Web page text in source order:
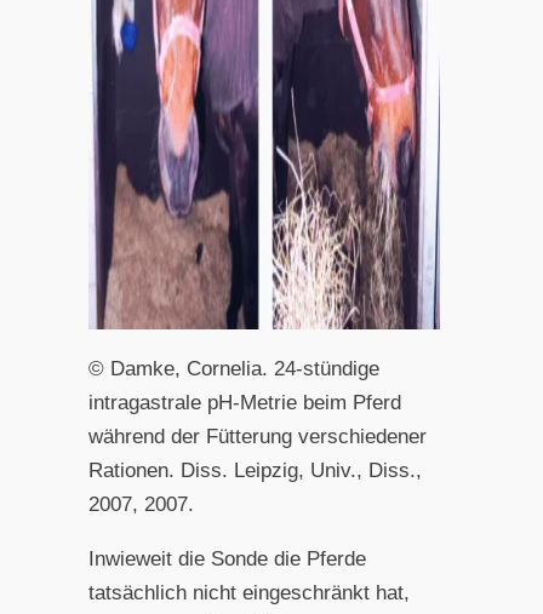
© Damke, Cornelia. 24-stündige
intragastrale pH-Metrie beim Pferd
während der Fütterung verschiedener
Rationen. Diss. Leipzig, Univ., Diss.,
2007, 2007.
Inwieweit die Sonde die Pferde
tatsächlich nicht eingeschränkt hat,